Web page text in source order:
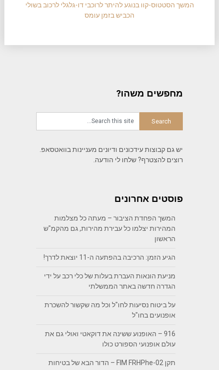
המשך הסטטוס-קוו בנוגע להיתר לרוכבי דו-גלגלי לרכוב בשולי
הכביש בזמן עומס
מחפשים משהו?
יש גם קבוצות עידכונים ודיונים מעניינות בוואטסאפ.
רוצים להצטרף? שלחו לי הודעה.
פוסטים אחרונים
המשך הפחדת הציבור – מעתה כל מצלמות
המהירות יצלמו כל עבירת מהירות, גם מהקמ"ש
הראשון
הגיע הזמן: הרכיבה בהפתעה ה-11 יוצאת לדרך!
מניעת הונאות העברת בעלות של כלי רכב על ידי
הגדרה חדשה באתר הממשלתי
על ביטוח נסיעות לחו"ל וכל מה שקשור להשכרת
אופנועים בחו"ל
916 – האופנוע ששינה את דוקאטי ואולי גם את
עולם אופנועי הספורט כולו
תקן FIM FRHPhe-02 – הדור הבא של בטיחות